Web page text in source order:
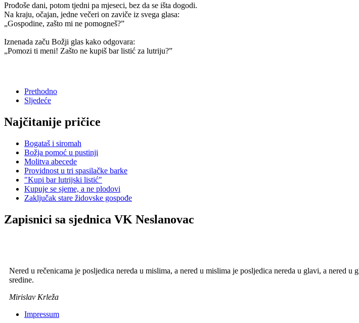
Prođoše dani, potom tjedni pa mjeseci, bez da se išta dogodi.
Na kraju, očajan, jedne večeri on zaviče iz svega glasa:
„Gospodine, zašto mi ne pomogneš?”
Iznenada začu Božji glas kako odgovara:
„Pomozi ti meni! Zašto ne kupiš bar listić za lutriju?”
Prethodno
Sljedeće
Najčitanije pričice
Bogataš i siromah
Božja pomoć u pustinji
Molitva abecede
Providnost u tri spasilačke barke
"Kupi bar lutrijski listić"
Kupuje se sjeme, a ne plodovi
Zaključak stare židovske gospođe
Zapisnici sa sjednica VK Neslanovac
Nered u rečenicama je posljedica nereda u mislima, a nered u mislima je posljedica nereda u glavi, a nered
sredine.
Mirislav Krleža
Impressum